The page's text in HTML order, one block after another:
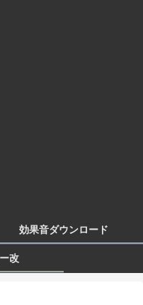
効果音ダウンロード
改